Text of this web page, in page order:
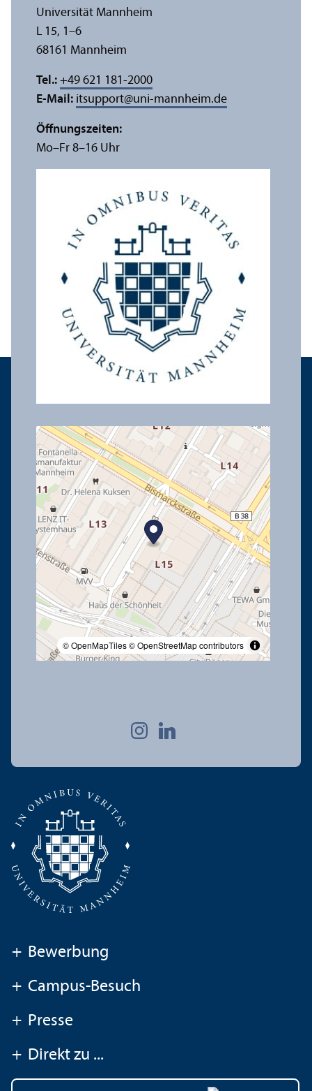
© OpenMapTiles© OpenStreetMap contributors
Universität Mannheim
L 15, 1–6
68161 Mannheim
Tel.: +49 621 181-2000
E-Mail: itsupport@uni-mannheim.de
Öffnungs­zeiten:
Mo–Fr 8–16 Uhr
+ Bewerbung
+ Campus-Besuch
+ Presse
+ Direkt zu ...